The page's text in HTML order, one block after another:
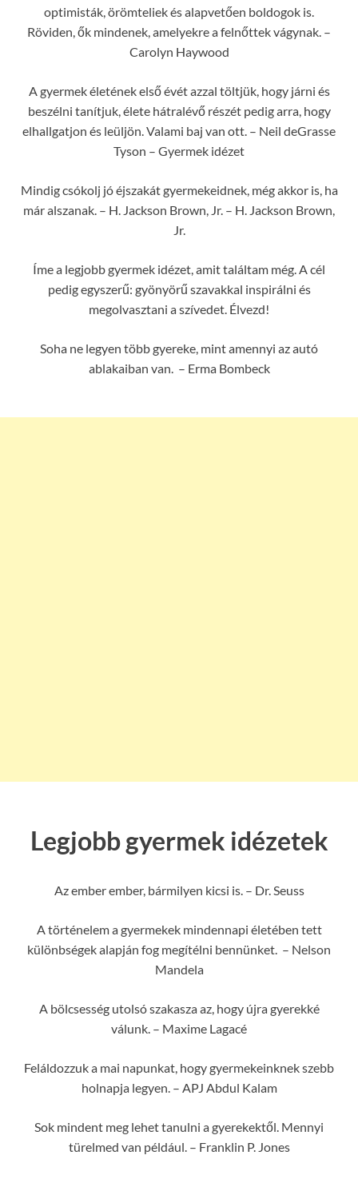
optimisták, örömteliek és alapvetően boldogok is.
Röviden, ők mindenek, amelyekre a felnőttek vágynak. –
Carolyn Haywood
A gyermek életének első évét azzal töltjük, hogy járni és
beszélni tanítjuk, élete hátralévő részét pedig arra, hogy
elhallgatjon és leüljön. Valami baj van ott. – Neil deGrasse
Tyson – Gyermek idézet
Mindig csókolj jó éjszakát gyermekeidnek, még akkor is, ha
már alszanak. – H. Jackson Brown, Jr. – H. Jackson Brown,
Jr.
Íme a legjobb gyermek idézet, amit találtam még. A cél
pedig egyszerű: gyönyörű szavakkal inspirálni és
megolvasztani a szívedet. Élvezd!
Soha ne legyen több gyereke, mint amennyi az autó
ablakaiban van. – Erma Bombeck
Legjobb gyermek idézetek
Az ember ember, bármilyen kicsi is. – Dr. Seuss
A történelem a gyermekek mindennapi életében tett
különbségek alapján fog megítélni bennünket. – Nelson
Mandela
A bölcsesség utolsó szakasza az, hogy újra gyerekké
válunk. – Maxime Lagacé
Feláldozzuk a mai napunkat, hogy gyermekeinknek szebb
holnapja legyen. – APJ Abdul Kalam
Sok mindent meg lehet tanulni a gyerekektől. Mennyi
türelmed van például. – Franklin P. Jones